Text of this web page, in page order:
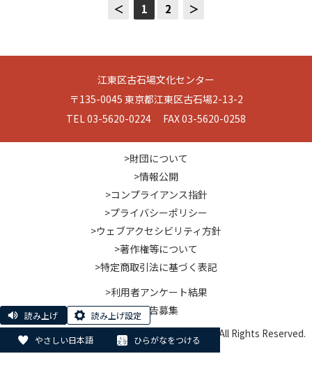
やさしい日本語 ひらがなをつける
読み上げ 読み上げ設定
＜ 1 2 ＞
江東区古石場文化センター
〒135-0045 東京都江東区古石場2-13-2
TEL 03-5620-0224 FAX 03-5620-0258
>財団について
>情報公開
>コンプライアンス指針
>プライバシーポリシー
>ウェブアクセシビリティ方針
>著作権等について
>特定商取引法に基づく表記
>利用者アンケート結果
>広告募集
© Koto City Culture and Community Foundation. All Rights Reserved.